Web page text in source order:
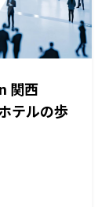
関西
テルの歩